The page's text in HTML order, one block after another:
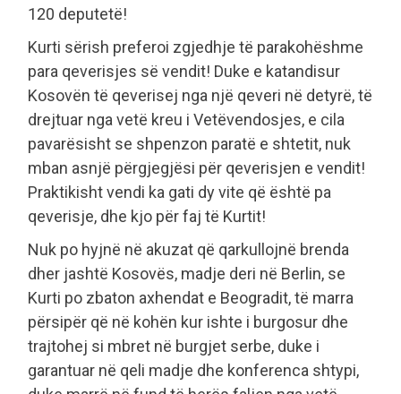
120 deputetë!
Kurti sërish preferoi zgjedhje të parakohëshme
para qeverisjes së vendit! Duke e katandisur
Kosovën të qeverisej nga një qeveri në detyrë, të
drejtuar nga vetë kreu i Vetëvendosjes, e cila
pavarësisht se shpenzon paratë e shtetit, nuk
mban asnjë përgjegjësi për qeverisjen e vendit!
Praktikisht vendi ka gati dy vite që është pa
qeverisje, dhe kjo për faj të Kurtit!
Nuk po hyjnë në akuzat që qarkullojnë brenda
dher jashtë Kosovës, madje deri në Berlin, se
Kurti po zbaton axhendat e Beogradit, të marra
përsipër që në kohën kur ishte i burgosur dhe
trajtohej si mbret në burgjet serbe, duke i
garantuar në qeli madje dhe konferenca shtypi,